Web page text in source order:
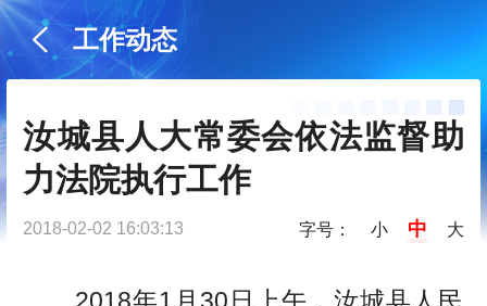
工作动态
汝城县人大常委会依法监督助
力法院执行工作
2018-02-02 16:03:13 字号： 小 中 大